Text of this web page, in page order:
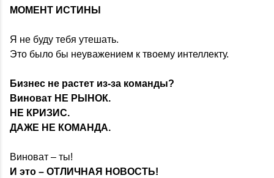
МОМЕНТ ИСТИНЫ
Я не буду тебя утешать.
Это было бы неуважением к твоему интеллекту.
Бизнес не растет из-за команды?
Виноват НЕ РЫНОК.
НЕ КРИЗИС.
ДАЖЕ НЕ КОМАНДА.
Виноват – ты!
И это – ОТЛИЧНАЯ НОВОСТЬ!